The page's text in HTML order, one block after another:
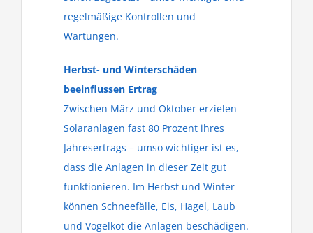
regelmäßige Kontrollen und
Wartungen.
Herbst- und Winterschäden
beeinflussen Ertrag
Zwischen März und Oktober erzielen
Solaranlagen fast 80 Prozent ihres
Jahresertrags – umso wichtiger ist es,
dass die Anlagen in dieser Zeit gut
funktionieren. Im Herbst und Winter
können Schneefälle, Eis, Hagel, Laub
und Vogelkot die Anlagen beschädigen.